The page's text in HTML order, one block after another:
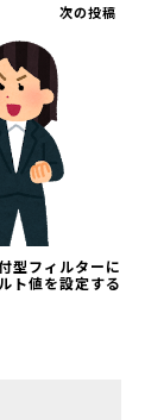
次の投稿
型フィルターに
ト値を設定する